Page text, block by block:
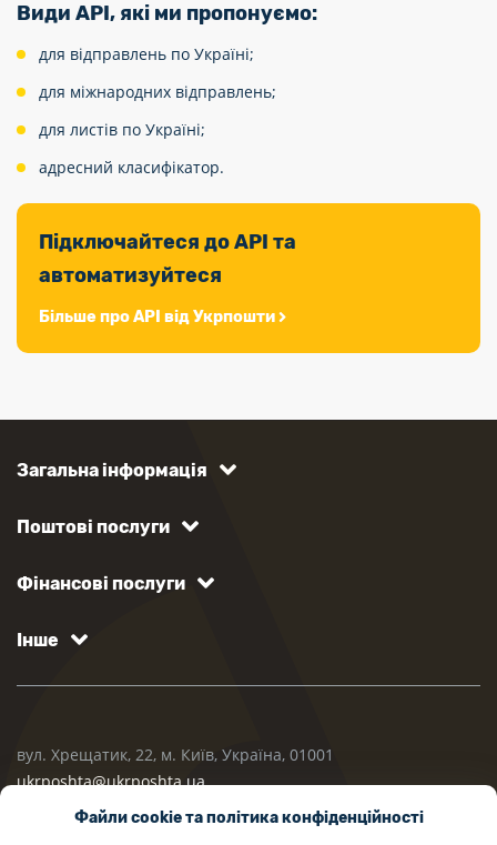
Види API, які ми пропонуємо:
для відправлень по Україні;
для міжнародних відправлень;
для листів по Україні;
адресний класифікатор.
Підключайтеся до API та
автоматизуйтеся
Більше про API від Укрпошти
Файли cookie та політика конфіденційності
Загальна інформація
Поштові послуги
Фінансові послуги
Інше
вул. Хрещатик, 22, м. Київ, Україна, 01001
ukrposhta@ukrposhta.ua